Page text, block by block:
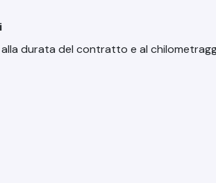
alla durata del contratto e al